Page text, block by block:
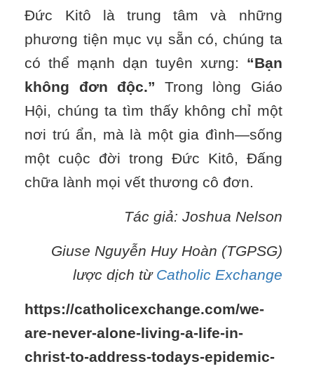
Đức Kitô là trung tâm và những
phương tiện mục vụ sẵn có, chúng ta
có thể mạnh dạn tuyên xưng: “Bạn
không đơn độc.” Trong lòng Giáo
Hội, chúng ta tìm thấy không chỉ một
nơi trú ẩn, mà là một gia đình—sống
một cuộc đời trong Đức Kitô, Đấng
chữa lành mọi vết thương cô đơn.
Tác giả: Joshua Nelson
Giuse Nguyễn Huy Hoàn (TGPSG)
lược dịch từ Catholic Exchange
https://catholicexchange.com/we-
are-never-alone-living-a-life-in-
christ-to-address-todays-epidemic-